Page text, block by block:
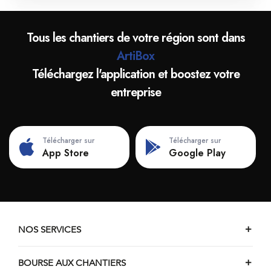
Tous les chantiers de votre région sont dans
ArtiBox
Téléchargez l'application et boostez votre
entreprise
Télécharger sur
App Store
Télécharger sur
Google Play
NOS SERVICES
BOURSE AUX CHANTIERS